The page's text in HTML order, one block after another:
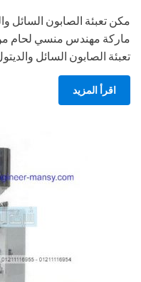
ماركة مهندس منسي لحام
تعبئة الصابون السائل
اقرأ المزيد